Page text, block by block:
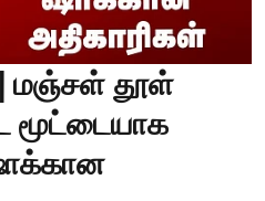
மஞ்சள் தூள்
மூட்டையாக